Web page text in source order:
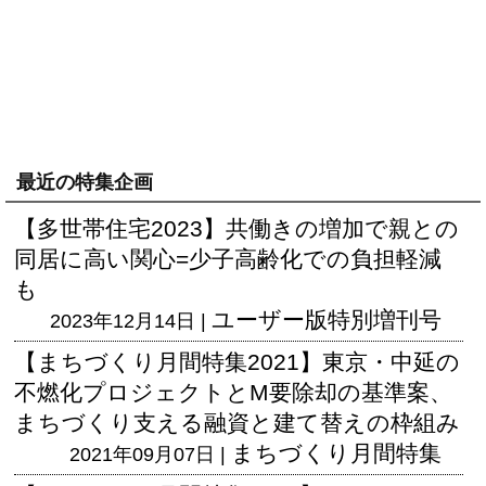
最近の特集企画
【多世帯住宅2023】共働きの増加で親との
同居に高い関心=少子高齢化での負担軽減
も
2023年12月14日 | ユーザー版特別増刊号
【まちづくり月間特集2021】東京・中延の
不燃化プロジェクトとM要除却の基準案、
まちづくり支える融資と建て替えの枠組み
2021年09月07日 | まちづくり月間特集